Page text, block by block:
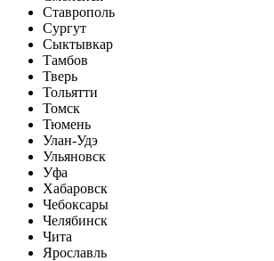
Ставрополь
Сургут
Сыктывкар
Тамбов
Тверь
Тольятти
Томск
Тюмень
Улан-Удэ
Ульяновск
Уфа
Хабаровск
Чебоксары
Челябинск
Чита
Ярославль